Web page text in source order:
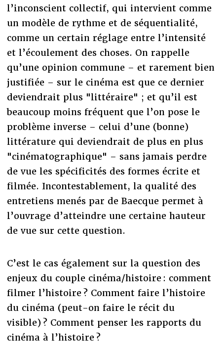
l’inconscient collectif, qui intervient comme
un modèle de rythme et de séquentialité,
comme un certain réglage entre l’intensité
et l’écoulement des choses. On rappelle
qu’une opinion commune – et rarement bien
justifiée – sur le cinéma est que ce dernier
deviendrait plus "littéraire" ; et qu’il est
beaucoup moins fréquent que l’on pose le
problème inverse – celui d’une (bonne)
littérature qui deviendrait de plus en plus
"cinématographique" – sans jamais perdre
de vue les spécificités des formes écrite et
filmée. Incontestablement, la qualité des
entretiens menés par de Baecque permet à
l’ouvrage d’atteindre une certaine hauteur
de vue sur cette question.
C’est le cas également sur la question des
enjeux du couple cinéma/histoire : comment
filmer l’histoire ? Comment faire l’histoire
du cinéma (peut-on faire le récit du
visible) ? Comment penser les rapports du
cinéma à l’histoire ?